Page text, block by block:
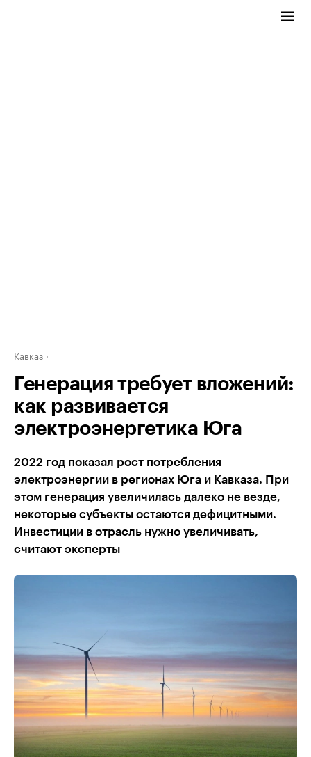
Кавказ
Генерация требует вложений:
как развивается
электроэнергетика Юга
2022 год показал рост потребления
электроэнергии в регионах Юга и Кавказа. При
этом генерация увеличилась далеко не везде,
некоторые субъекты остаются дефицитными.
Инвестиции в отрасль нужно увеличивать,
считают эксперты